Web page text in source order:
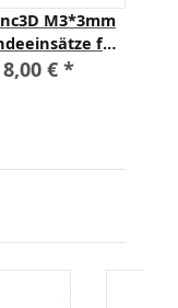
M3*3mm
für
Bauteile
8,00 € *